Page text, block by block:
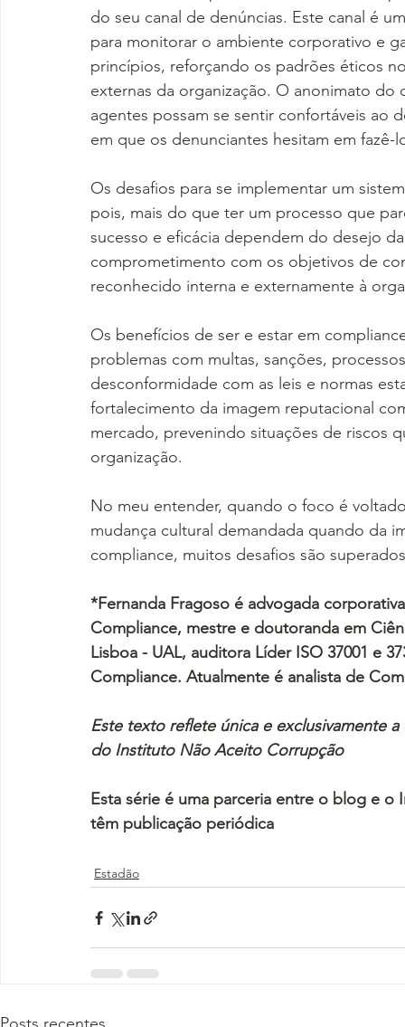
do seu canal de denúncias. Este canal é
para monitorar o ambiente corporativo e
princípios, reforçando os padrões éticos
externas da organização. O anonimato
agentes possam se sentir confortáveis ao
em que os denunciantes hesitam em
Os desafios para se implementar um
pois, mais do que ter um processo que
sucesso e eficácia dependem do desejo
comprometimento com os objetivos de
reconhecido interna e externamente à
Os benefícios de ser e estar em
problemas com multas, sanções,
desconformidade com as leis e normas
fortalecimento da imagem reputacional
mercado, prevenindo situações de riscos
organização.
No meu entender, quando o foco é
mudança cultural demandada quando da
compliance, muitos desafios são
*Fernanda Fragoso é advogada
Compliance, mestre e doutoranda em
Lisboa - UAL, auditora Líder ISO 37001 e
Compliance. Atualmente é analista de
Este texto reflete única e exclusivamente
do Instituto Não Aceito Corrupção
Esta série é uma parceria entre o blog e
têm publicação periódica
Estadão